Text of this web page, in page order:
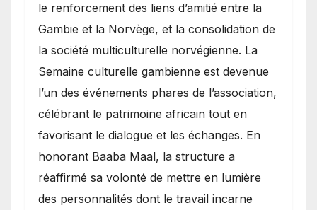
le renforcement des liens d’amitié entre la
Gambie et la Norvège, et la consolidation de
la société multiculturelle norvégienne. La
Semaine culturelle gambienne est devenue
l’un des événements phares de l’association,
célébrant le patrimoine africain tout en
favorisant le dialogue et les échanges. En
honorant Baaba Maal, la structure a
réaffirmé sa volonté de mettre en lumière
des personnalités dont le travail incarne